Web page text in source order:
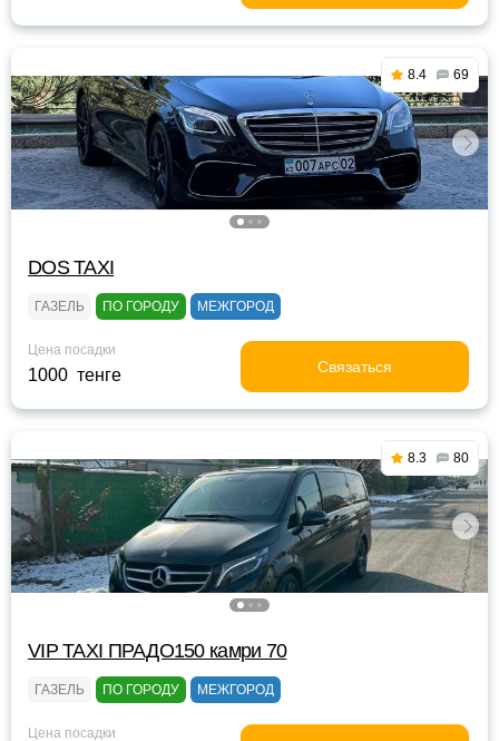
8.4 69
DOS TAXI
ГАЗЕЛЬ ПО ГОРОДУ МЕЖГОРОД
Цена посадки
1000 тенге Связаться
8.3 80
VIP TAXI ПРАДО150 камри 70
ГАЗЕЛЬ ПО ГОРОДУ МЕЖГОРОД
Цена посадки